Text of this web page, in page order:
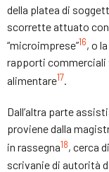
della platea di
scorrette attuato con
“microimprese”16, o
rapporti
alimentare17.
Dall’altra parte
proviene dalla
in rassegna18, cerca
scrivanie di autorità